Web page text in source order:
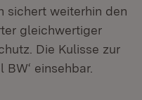
sichert weiterhin den
gleichwertiger
Die Kulisse zur
einsehbar.